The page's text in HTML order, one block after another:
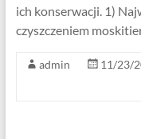
ich konserwacji. 1)
czyszczeniem
admin 11/23/